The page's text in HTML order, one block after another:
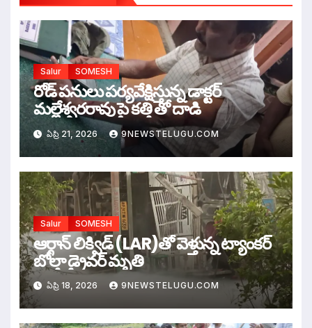
Salur SOMESH
రోడ్ పనులు పర్యవేక్షిస్తున్న డాక్టర్
మల్లేశ్వరరావు పై కత్తి తో దాడి
ఏప్రి 21, 2026 9NEWSTELUGU.COM
Salur SOMESH
ఆర్గాన్ లిక్విడ్ (LAR)తో వెళ్తున్న ట్యాంకర్
బోల్తా డ్రైవర్ మృతి
ఏప్రి 18, 2026 9NEWSTELUGU.COM